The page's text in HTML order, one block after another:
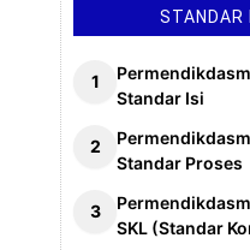
STANDAR
Standar Isi
Standar Proses
SKL (Standar